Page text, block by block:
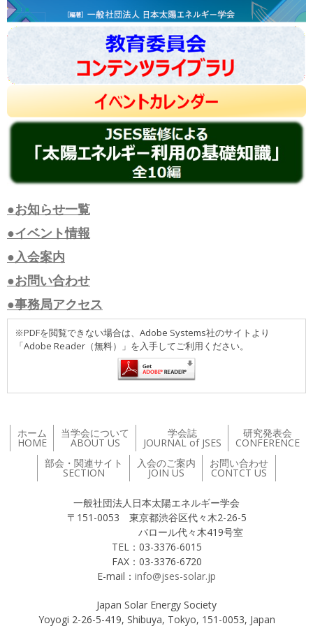
●お知らせ一覧
●イベント情報
●入会案内
●お問い合わせ
●事務局アクセス
※PDFを閲覧できない場合は、Adobe Systems社のサイトより
「Adobe Reader（無料）」を入手してご利用ください。
ホーム
HOME
当学会について
ABOUT US
学会誌
JOURNAL of JSES
研究発表会
CONFERENCE
部会・関連サイト
SECTION
入会のご案内
JOIN US
お問い合わせ
CONTCT US
一般社団法人日本太陽エネルギー学会
〒151-0053 東京都渋谷区代々木2-26-5
バロール代々木419号室
TEL：03-3376-6015
FAX：03-3376-6720
E-mail： info@jses-solar.jp
Japan Solar Energy Society
Yoyogi 2-26-5-419, Shibuya, Tokyo, 151-0053, Japan